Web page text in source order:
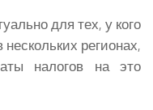
для тех, у кого
регионах,
налогов на это